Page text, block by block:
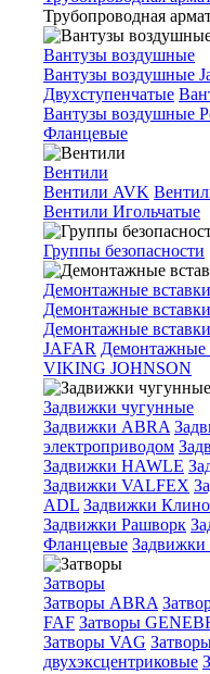
Трубопроводная
Вантузы воздушные
Вантузы воздушные
Двухступенчатые
Вантузы воздушные
Фланцевые
Вентили
Вентили AVK
Вентили Игольчатые
Группы безопасности
Демонтажные вставки
Демонтажные
Демонтажные
JAFAR Демонтажные
VIKING JOHNSON
Задвижки чугунные
Задвижки ABRA
электроприводом
Задвижки HAWLE
Задвижки VALFEX
ADL Задвижки
Задвижки Рашворк
Фланцевые
Затворы
Затворы ABRA
FAF Затворы
Затворы VAG
двухэксцентриковые